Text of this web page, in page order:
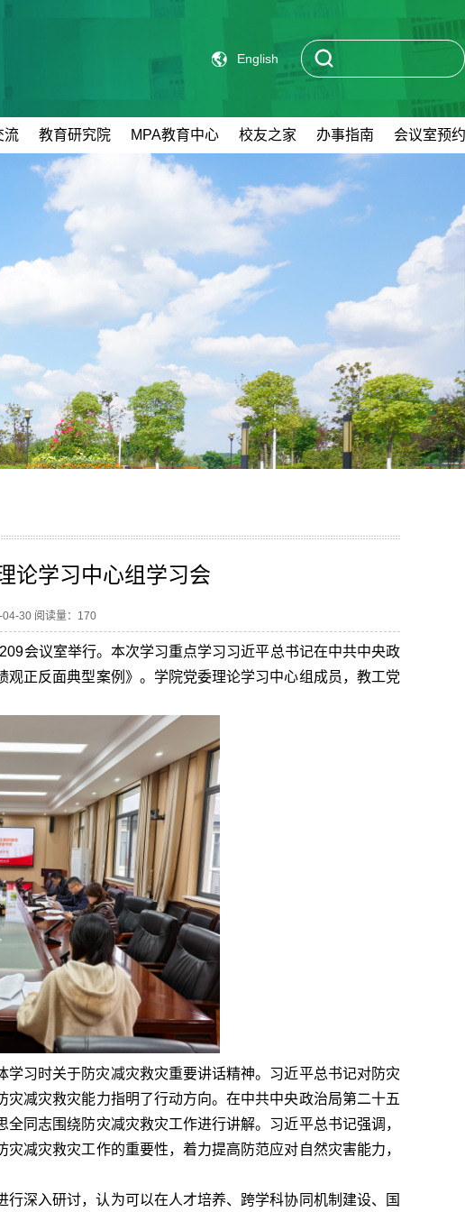
English
流 教育研究院 MPA教育中心 校友之家 办事指南 会议室预约
论学习中心组学习会
30 阅读量： 170
会议室举行。本次学习重点学习习近平总书记在中共中央政
正反面典型案例》。学院党委理论学习中心组成员，教工党
习时关于防灾减灾救灾重要讲话精神。习近平总书记对防灾
减灾救灾能力指明了行动方向。在中共中央政治局第二十五
同志围绕防灾减灾救灾工作进行讲解。习近平总书记强调，
减灾救灾工作的重要性，着力提高防范应对自然灾害能力，
深入研讨，认为可以在人才培养、跨学科协同机制建设、国